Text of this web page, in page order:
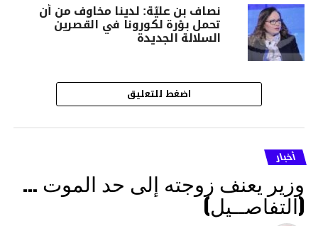
نصاف بن عليّة: لدينا مخاوف من أن
تحمل بؤرة لكورونا في القصرين
السلالة الجديدة
اضغط للتعليق
أخبار
وزير يعنف زوجته إلى حد الموت …
(التفاصــيل)